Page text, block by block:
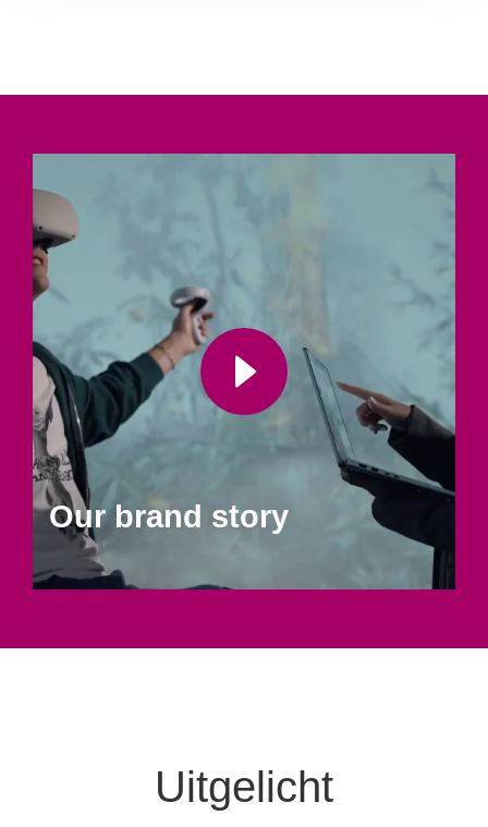
Our brand story
Uitgelicht